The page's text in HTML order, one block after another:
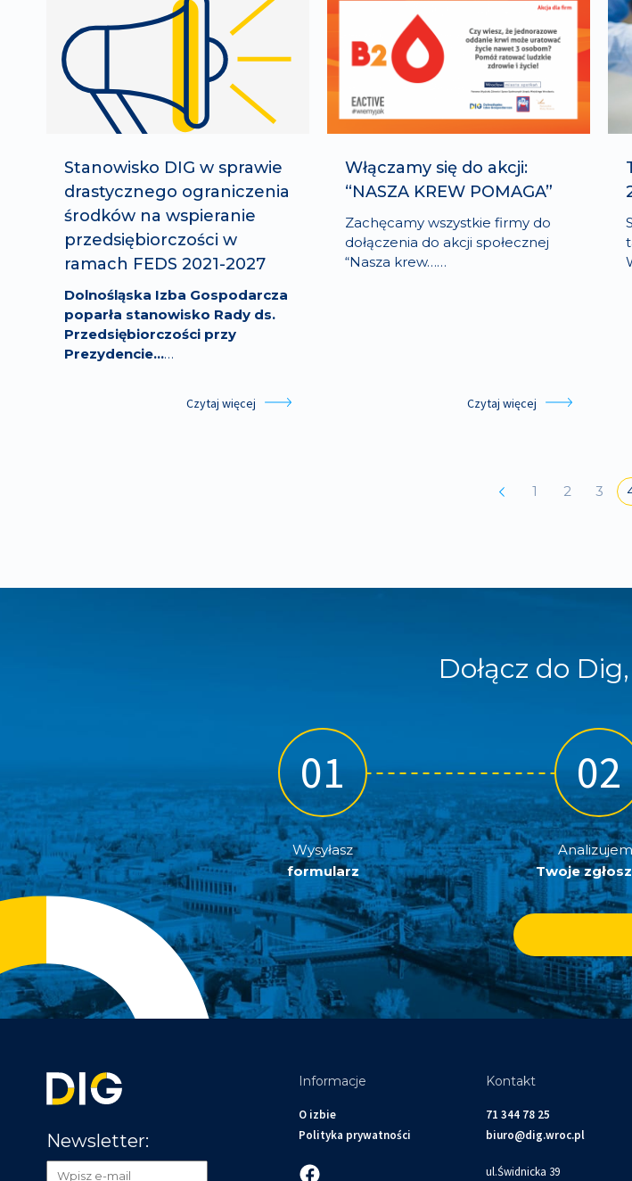
Stanowisko DIG w sprawie
drastycznego ograniczenia
środków na wspieranie
przedsiębiorczości w
ramach FEDS 2021-2027
Dolnośląska Izba Gospodarcza
poparła stanowisko Rady ds.
Przedsiębiorczości przy
Prezydencie……
Czytaj więcej
Włączamy się do akcji:
“NASZA KREW POMAGA”
Zachęcamy wszystkie firmy do
dołączenia do akcji społecznej
“Nasza krew……
Czytaj więcej
1 2 3
Dołącz do
Wysyłasz
formularz
Twoje
Newsletter:
Informacje
O izbie
Polityka prywatności
Kontakt
71 344 78 25
biuro@dig.wroc.pl
ul.Świdnicka 39